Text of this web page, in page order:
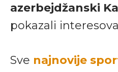
azerbejdžanski
pokazali
Sve najnovije